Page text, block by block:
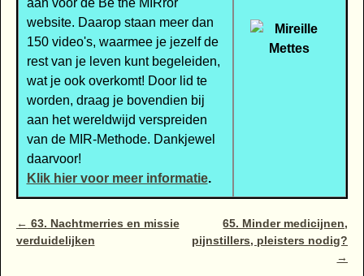
aan voor de Be the MIRror
website. Daarop staan meer dan
150 video's, waarmee je jezelf de
rest van je leven kunt begeleiden,
wat je ook overkomt! Door lid te
worden, draag je bovendien bij
aan het wereldwijd verspreiden
van de MIR-Methode. Dankjewel
daarvoor!
Klik hier voor meer informatie.
Bericht navigatie
← 63. Nachtmerries en missie
verduidelijken
65. Minder medicijnen,
pijnstillers, pleisters nodig?
→